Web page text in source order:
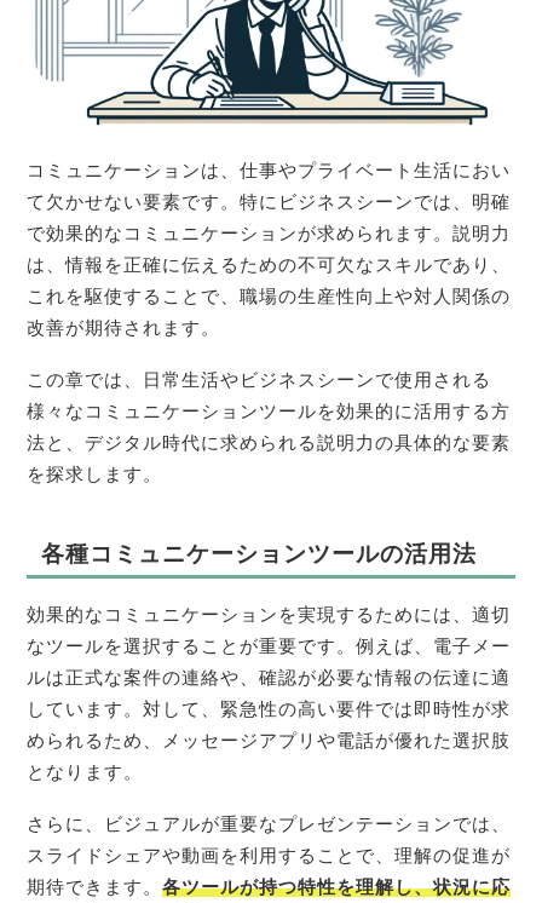
コミュニケーションは、仕事やプライベート生活におい
て欠かせない要素です。特にビジネスシーンでは、明確
で効果的なコミュニケーションが求められます。説明力
は、情報を正確に伝えるための不可欠なスキルであり、
これを駆使することで、職場の生産性向上や対人関係の
改善が期待されます。
この章では、日常生活やビジネスシーンで使用される
様々なコミュニケーションツールを効果的に活用する方
法と、デジタル時代に求められる説明力の具体的な要素
を探求します。
各種コミュニケーションツールの活用法
効果的なコミュニケーションを実現するためには、適切
なツールを選択することが重要です。例えば、電子メー
ルは正式な案件の連絡や、確認が必要な情報の伝達に適
しています。対して、緊急性の高い要件では即時性が求
められるため、メッセージアプリや電話が優れた選択肢
となります。
さらに、ビジュアルが重要なプレゼンテーションでは、
スライドシェアや動画を利用することで、理解の促進が
期待できます。各ツールが持つ特性を理解し、状況に応